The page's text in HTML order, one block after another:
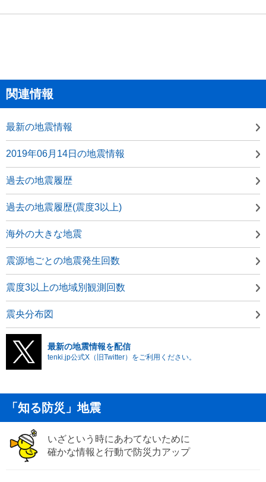
関連情報
最新の地震情報
2019年06月14日の地震情報
過去の地震履歴
過去の地震履歴(震度3以上)
海外の大きな地震
震源地ごとの地震発生回数
震度3以上の地域別観測回数
震央分布図
最新の地震情報を配信
tenki.jp公式X（旧Twitter）をご利用ください。
「知る防災」地震
いざという時にあわてないために
確かな情報と行動で防災力アップ